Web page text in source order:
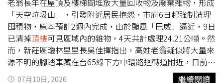
鄭先生，對方立刻回絕，「他說他不能收任何東西，他覺得
撿到錢包歸還是正確的事情，只是來確認裡面東西沒有不
見，是後來警察說是習俗，他才把紅包收下，紅包不多，就
是一個心意感謝他。」
老翁長年在屋頂及樓梯間堆放大量回收物及廢棄雜物，形成
「天空垃圾山」，引發附近居民抱怨，市府6日起強制清理
囤積物，原本預計2週內完成，由於颱風「巴威」逼近，9日
已清掉頂樓可見區域內的雜物，4天共計處理24.21公噸。然
而，新莊區瓊林里里長吳佳擇指出，高姓老翁疑似將大量來
源不明的腳踏車藏在台65線下方中環路迴轉道附近，目前相
關單位已將腳踏車全數移除。新北市政府表示，近年來已經
07月10日, 2026 繼續閱讀